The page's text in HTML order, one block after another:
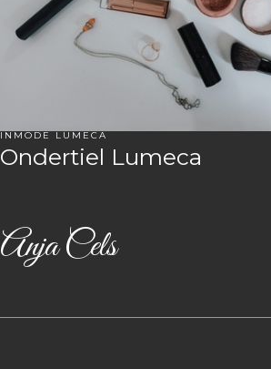
INMODE LUMECA
Ondertiel Lumeca
Anja Cels